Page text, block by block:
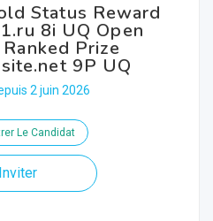
Status Reward
8i UQ Open
Prize
9P UQ
2 juin 2026
Le Candidat
Inviter